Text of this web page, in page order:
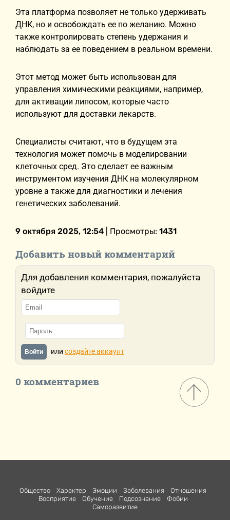
Эта платформа позволяет не только удерживать
ДНК, но и освобождать ее по желанию. Можно
также контролировать степень удержания и
наблюдать за ее поведением в реальном времени.
Этот метод может быть использован для
управления химическими реакциями, например,
для активации липосом, которые часто
используют для доставки лекарств.
Специалисты считают, что в будущем эта
технология может помочь в моделировании
клеточных сред. Это сделает ее важным
инструментом изучения ДНК на молекулярном
уровне а также для диагностики и лечения
генетических заболеваний.
9 октября 2025, 12:54 | Просмотры: 1431
Добавить новый комментарий
Для добавления комментария, пожалуйста
войдите
Войти или создайте аккаунт
0 комментариев
Общество Характер Эмоции Заболевания
Отношения
Восприятие
Обучение Подсознание
Фобии
Саморазвитие